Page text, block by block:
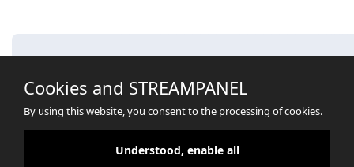
Cookies and STREAMPANEL
By using this website, you consent to the processing of cookies.
Understood, enable all